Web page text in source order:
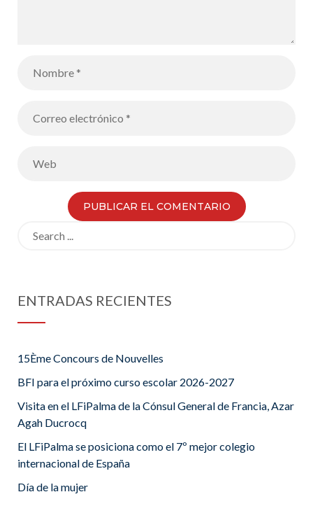
ENTRADAS RECIENTES
15Ème Concours de Nouvelles
BFI para el próximo curso escolar 2026-2027
Visita en el LFiPalma de la Cónsul General de Francia, Azar
Agah Ducrocq
El LFiPalma se posiciona como el 7º mejor colegio
internacional de España
Día de la mujer